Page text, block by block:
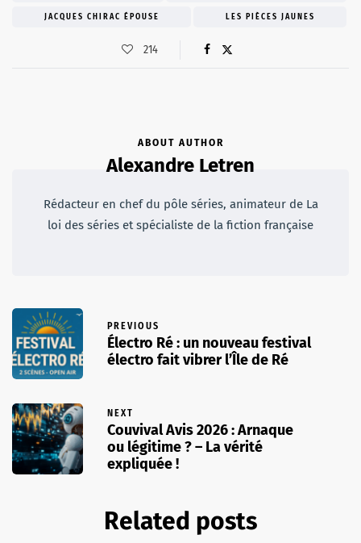
JACQUES CHIRAC ÉPOUSE LES PIÈCES JAUNES
214
ABOUT AUTHOR
Alexandre Letren
Rédacteur en chef du pôle séries, animateur de La
loi des séries et spécialiste de la fiction française
PREVIOUS
Électro Ré : un nouveau festival
électro fait vibrer l’Île de Ré
NEXT
Couvival Avis 2026 : Arnaque
ou légitime ? – La vérité
expliquée !
Related posts